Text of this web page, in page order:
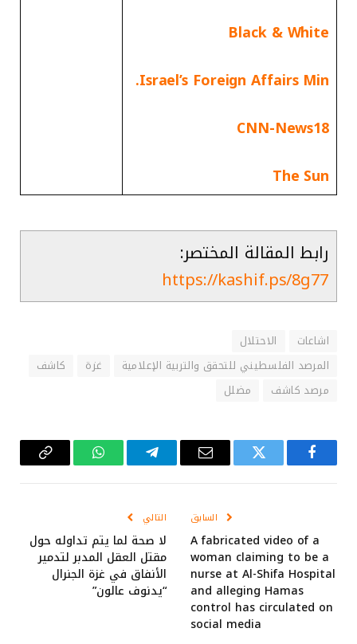
Black & White
Israel’s Foreign Affairs Min.
CNN-News18
The Sun
رابط المقالة المختصر:
https://kashif.ps/8g77
اشاعات
الاحتلال
المرصد الفلسطيني للتحقق والتربية الإعلامية
غزة
كاشف
مرصد كاشف
مضلل
فيسبوك تويتر
البريد
تيلقرام واتساب Copy
السابق
A fabricated video of a
woman claiming to be a
nurse at Al-Shifa Hospital
and alleging Hamas
control has circulated on
social media
التالي
لا صحة لما يتم تداوله حول
مقتل العقل المدبر لتدمير
الأنفاق في غزة الجنرال
“يدنوف عالون”